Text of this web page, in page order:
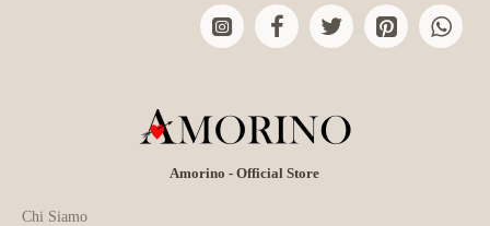
Amorino - Official Store
Chi Siamo